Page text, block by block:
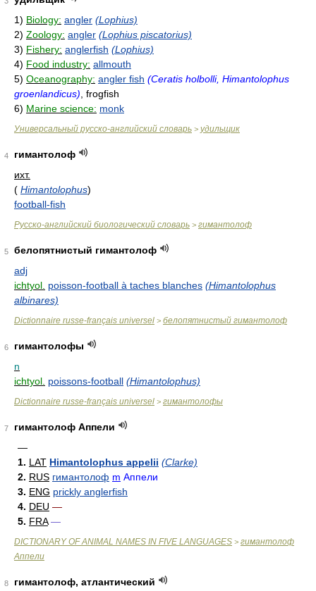
1) Biology: angler (Lophius)
2) Zoology: angler (Lophius piscatorius)
3) Fishery: anglerfish (Lophius)
4) Food industry: allmouth
5) Oceanography: angler fish (Ceratis holbolli, Himantolophus
groenlandicus) , frogfish
6) Marine science: monk
Универсальный русско-английский словарь > удильщик
4
гимантолоф
ихт.
( Himantolophus)
football-fish
Русско-английский биологический словарь > гимантолоф
5
белопятнистый гимантолоф
adj
ichtyol. poisson-football à taches blanches (Himantolophus
albinares)
Dictionnaire russe-français universel > белопятнистый гимантолоф
6
гимантолофы
n
ichtyol. poissons-football (Himantolophus)
Dictionnaire russe-français universel > гимантолофы
7
гимантолоф Аппели
—
1. LAT Himantolophus appelii (Clarke)
2. RUS гимантолоф m Аппели
3. ENG prickly anglerfish
4. DEU —
5. FRA —
DICTIONARY OF ANIMAL NAMES IN FIVE LANGUAGES > гимантолоф
Аппели
8
гимантолоф, атлантический